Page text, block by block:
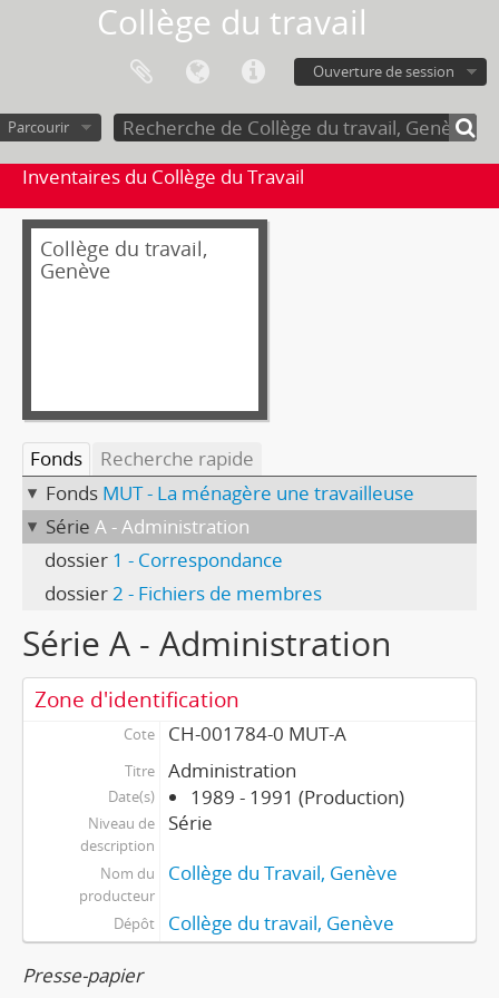
Collège du travail
Ouverture de session
Parcourir
Inventaires du Collège du Travail
Collège du travail,
Genève
Fonds
Recherche rapide
Fonds MUT - La ménagère une travailleuse
Série A - Administration
dossier 1 - Correspondance
dossier2 - Fichiers de membres
Série A - Administration
Zone d'identification
Cote CH-001784-0 MUT-A
Titre Administration
Date(s) 1989 - 1991 (Production)
Niveau de
description
Série
Nom du
producteur
Collège du Travail, Genève
Dépôt Collège du travail, Genève
Presse-papier